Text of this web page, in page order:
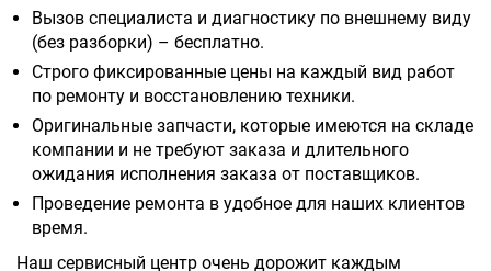
Вызов специалиста и диагностику по внешнему виду
(без разборки) – бесплатно.
Строго фиксированные цены на каждый вид работ
по ремонту и восстановлению техники.
Оригинальные запчасти, которые имеются на складе
компании и не требуют заказа и длительного
ожидания исполнения заказа от поставщиков.
Проведение ремонта в удобное для наших клиентов
время.
Наш сервисный центр очень дорожит каждым